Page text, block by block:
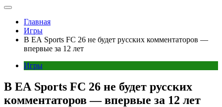
Главная
Игры
В EA Sports FC 26 не будет русских комментаторов —
впервые за 12 лет
Игры
В EA Sports FC 26 не будет русских
комментаторов — впервые за 12 лет